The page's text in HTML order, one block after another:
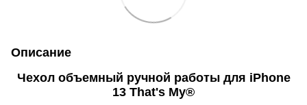
Описание
Чехол объемный ручной работы для iPhone
13 That's My®